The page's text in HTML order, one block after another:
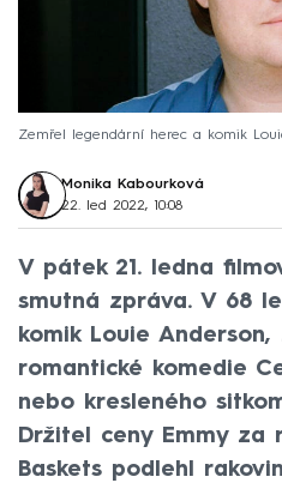
Zemřel legendární herec a komik
Monika Kabourková
22. led 2022, 10:08
V pátek 21. ledna
smutná zpráva. V 68
komik Louie
romantické komedie
nebo kresleného
Držitel ceny Emmy za
Baskets podlehl